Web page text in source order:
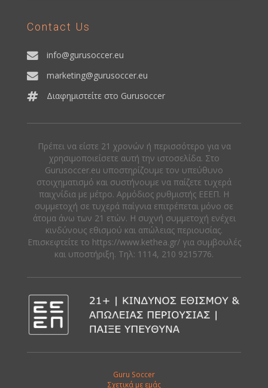
Contact Us
info@gurusoccer.eu
marketing@gurusoccer.eu
Διαφημιστείτε στο Gurusoccer
Πρέπει να είστε 21 χρονών ή περισσότερο για να
χρησιμοποιείσετε αυτή την ιστοσελίδα. Στο
Gurusoccer.eu υποστηρίζουμε τον υπεύθυνο
στοιχηματισμό και συστήνουμε να παίζετε τυχερά
παιχνίδια με μέτρο. Αρμόδιος ρυθμιστής ΕΕΕΠ. Η
συμμετοχή σε τυχερά παίγνια επιτρέπεται μόνο σε
άτομα άνω των 21 ετών. Η συχνή συμμετοχή ενέχει
κινδύνους εθισμού και απώλειας περιουσίας.
Eπισκεφτείτε το https://www.kethea.gr/ για συμβουλές
και υποστήριξη. Tηλ: 1114, 210 9215776.
Guru Soccer
Σχετικά με εμάς